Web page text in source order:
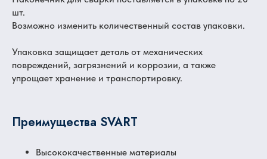
шт.
Возможно изменить количественный состав упаковки.
Упаковка защищает деталь от механических
повреждений, загрязнений и коррозии, а также
упрощает хранение и транспортировку.
Преимущества SVART
Высококачественные материалы